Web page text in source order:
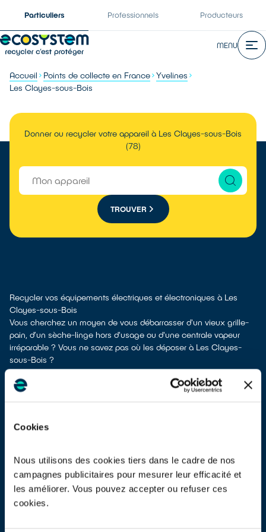
Cookies
Nous utilisons des cookies tiers dans le cadre de nos
campagnes publicitaires pour mesurer leur efficacité et
les améliorer. Vous pouvez accepter ou refuser ces
cookies.
Particuliers Professionnels Producteurs
MENU
Accueil Points de collecte en France Yvelines
Les Clayes-sous-Bois
Donner ou recycler votre appareil à Les Clayes-sous-Bois
(78)
TROUVER
Recycler vos équipements électriques et électroniques à Les
Clayes-sous-Bois
Vous cherchez un moyen de vous débarrasser d'un vieux grille-
pain, d’un sèche-linge hors d'usage ou d'une centrale vapeur
irréparable ? Vous ne savez pas où les déposer à Les Clayes-
sous-Bois ?
Ces appareils contiennent des substances polluantes, il est donc
important de les mettre dans les endroits adéquats pour pouvoir
defaire de vos appareils électriques usagés.
fonctionnel ou réparable
les apporter en déchetterie
les faire
reprendre à la livraison
d’un appareil neuf
faire reprendre en magasin
(reprise avec ou sans condition
d'achat selon la surface de vente)